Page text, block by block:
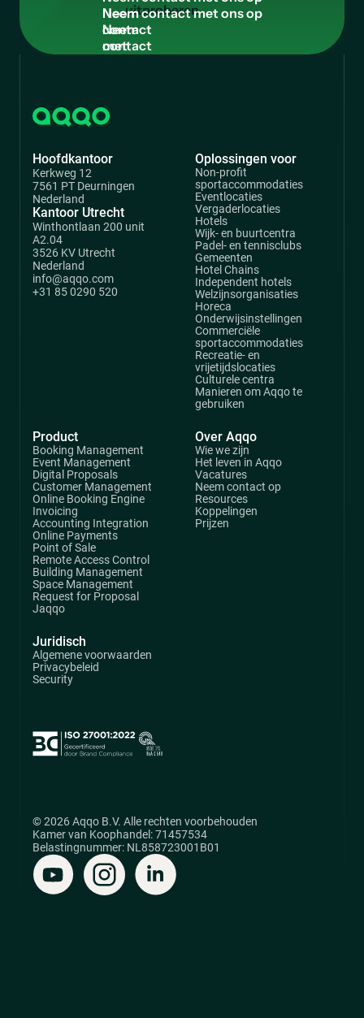
Neem
contact
met
Hoofdkantoor
Kerkweg 12
7561 PT Deurningen
Nederland
Kantoor Utrecht
Winthontlaan 200 unit
A2.04
3526 KV Utrecht
Nederland
info@aqqo.com
+31 85 0290 520
Product
Booking Management
Event Management
Digital Proposals
Customer Management
Online Booking Engine
Invoicing
Accounting Integration
Online Payments
Point of Sale
Remote Access Control
Building Management
Space Management
Request for Proposal
Jaqqo
Oplossingen voor
Non-profit
sportaccommodaties
Eventlocaties
Vergaderlocaties
Hotels
Wijk- en buurtcentra
Padel- en tennisclubs
Gemeenten
Hotel Chains
Independent hotels
Welzijnsorganisaties
Horeca
Onderwijsinstellingen
Commerciële
sportaccommodaties
Recreatie- en
vrijetijdslocaties
Culturele centra
Manieren om Aqqo te
gebruiken
Over Aqqo
Wie we zijn
Het leven in Aqqo
Vacatures
Neem contact op
Resources
Koppelingen
Prijzen
Juridisch
Algemene voorwaarden
Privacybeleid
Security
© 2026 Aqqo B.V. Alle rechten voorbehouden
Kamer van Koophandel: 71457534
Belastingnummer: NL858723001B01